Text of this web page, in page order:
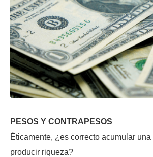
PESOS Y CONTRAPESOS
Éticamente, ¿es correcto acumular una
producir riqueza?